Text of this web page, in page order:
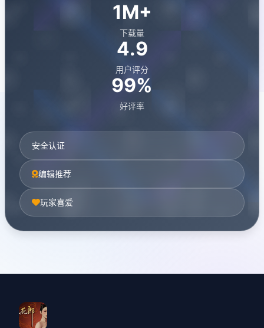
1M+
下载量
4.9
用户评分
99%
好评率
安全认证
编辑推荐
玩家喜爱